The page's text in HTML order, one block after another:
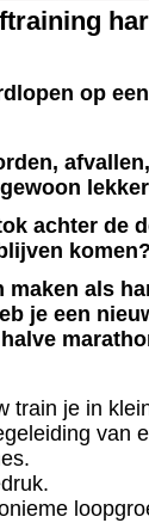
op
achter de
komen?
maken als
je een
train je in
van